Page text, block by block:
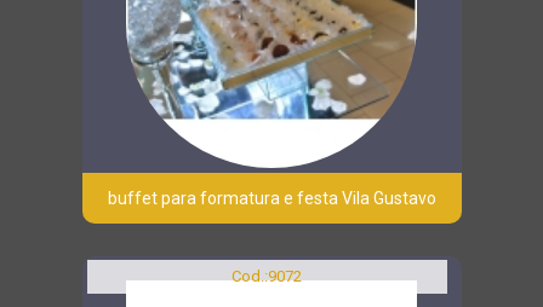
buffet para formatura e festa Vila Gustavo
Cod.:9072